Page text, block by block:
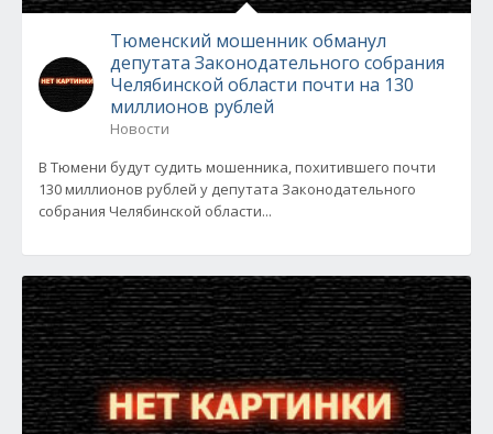
Тюменский мошенник обманул
депутата Законодательного собрания
Челябинской области почти на 130
миллионов рублей
Новости
В Тюмени будут судить мошенника, похитившего почти
130 миллионов рублей у депутата Законодательного
собрания Челябинской области...